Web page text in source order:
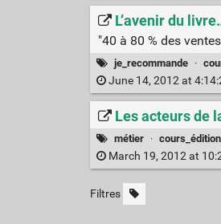
L’avenir du
"40 à 80 % des
je_recommande ·
June 14, 2012 at
Les acteurs de
métier · cours_édition
March 19, 2012 at
Filtres